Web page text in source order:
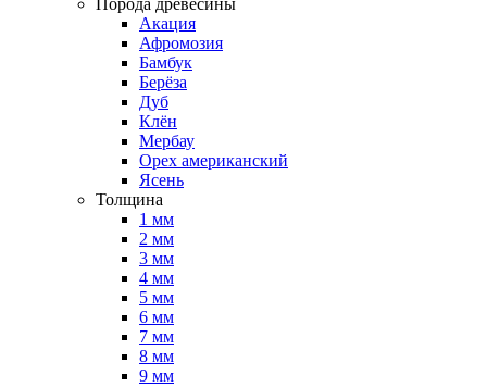
Порода древесины
Акация
Афромозия
Бамбук
Берёза
Дуб
Клён
Мербау
Орех американский
Ясень
Толщина
1 мм
2 мм
3 мм
4 мм
5 мм
6 мм
7 мм
8 мм
9 мм